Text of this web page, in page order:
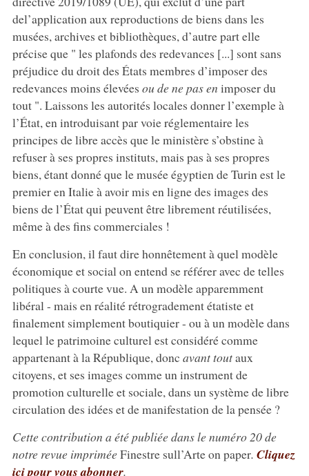
del’application aux reproductions de biens dans les
musées, archives et bibliothèques, d’autre part elle
précise que " les plafonds des redevances [...] sont sans
préjudice du droit des États membres d’imposer des
redevances moins élevées ou de ne pas en imposer du
tout ". Laissons les autorités locales donner l’exemple à
l’État, en introduisant par voie réglementaire les
principes de libre accès que le ministère s’obstine à
refuser à ses propres instituts, mais pas à ses propres
biens, étant donné que le musée égyptien de Turin est le
premier en Italie à avoir mis en ligne des images des
biens de l’État qui peuvent être librement réutilisées,
même à des fins commerciales !
En conclusion, il faut dire honnêtement à quel modèle
économique et social on entend se référer avec de telles
politiques à courte vue. A un modèle apparemment
libéral - mais en réalité rétrogradement étatiste et
finalement simplement boutiquier - ou à un modèle dans
lequel le patrimoine culturel est considéré comme
appartenant à la République, donc avant toutaux
citoyens, et ses images comme un instrument de
promotion culturelle et sociale, dans un système de libre
circulation des idées et de manifestation de la pensée ?
Cette contribution a été publiée dans le numéro 20 de
notre revue impriméeFinestre sull’Arte on paper. Cliquez
ici pour vous abonner.